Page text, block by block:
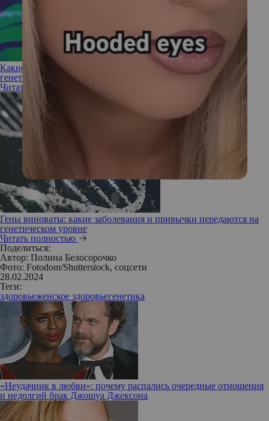
Какие гены за что отвечают? Сенсационное интервью с
генетиком
Читать полностью
Гены виноваты: какие заболевания и привычки передаются на
генетическом уровне
Читать полностью
Поделиться:
Автор: Полина Белосорочко
Фото: Fotodom/Shutterstock, соцсети
28.02.2024
Теги:
здоровьеженское здоровьегенетика
«Неудачник в любви»: почему распались очередные отношения
и недолгий брак Джошуа Джексона